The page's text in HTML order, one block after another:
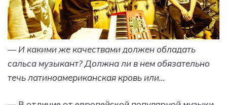
— И какими же качествами должен обладать
сальса музыкант? Должна ли в нем обязательно
течь латиноамериканская кровь или…